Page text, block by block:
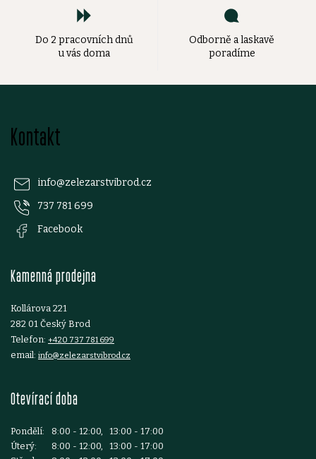
Do 2 pracovních dnů
u vás doma
Odborně a laskavě
poradíme
Kontakt
info@zelezarstvibrod.cz
737 781 699
Facebook
Kamenná prodejna
Kollárova 221
282 01 Český Brod
Telefon: +420 737 781 699
email: info@zelezarstvibrod.cz
Otevírací doba
Pondělí:
8:00 - 12:00, 13:00 - 17:00
Úterý:
8:00 - 12:00, 13:00 - 17:00